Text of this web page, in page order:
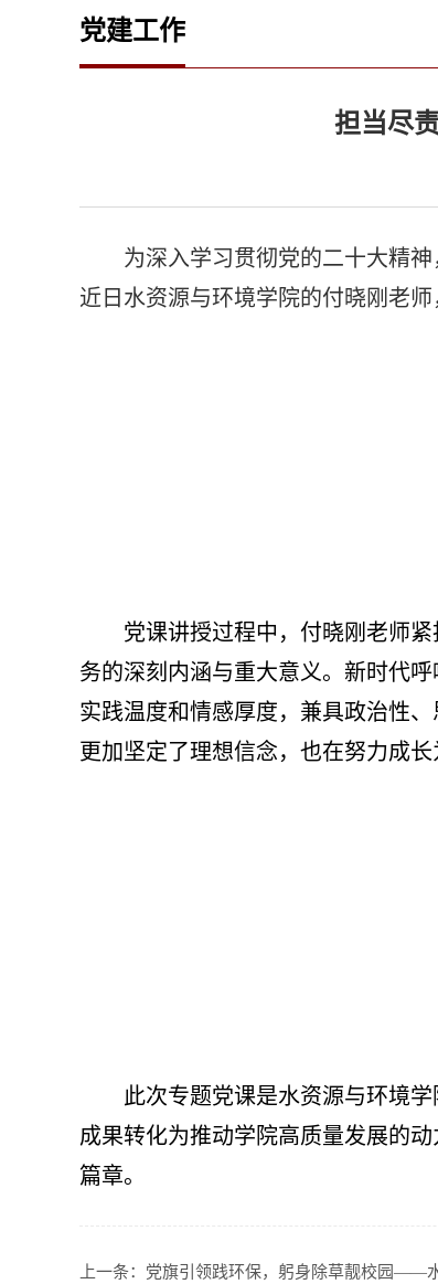
党建工作
担当尽
为深入学习贯彻党的二十大精
近日水资源与环境学院的付晓刚老
党课讲授过程中，付晓刚老师
务的深刻内涵与重大意义。新时代
实践温度和情感厚度，兼具政治性
更加坚定了理想信念，也在努力成
此次专题党课是水资源与环境
成果转化为推动学院高质量发展的
篇章。
上一条： 党旗引领践环保，躬身除草靓校园——